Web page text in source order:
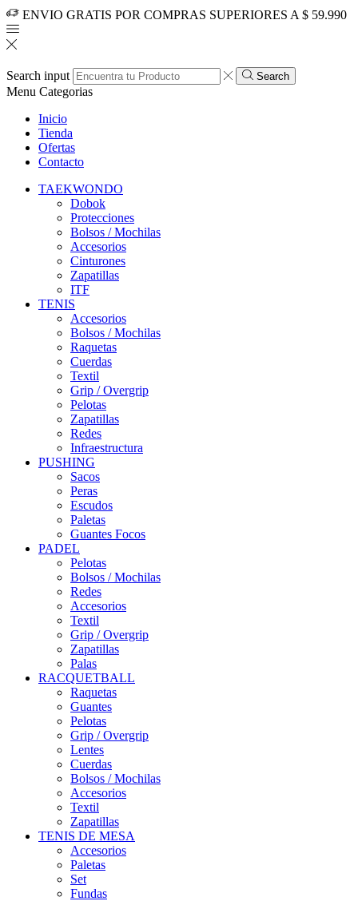
ENVIO GRATIS POR COMPRAS SUPERIORES A $ 59.990
Search input Search
Menu Categorias
Inicio
Tienda
Ofertas
Contacto
TAEKWONDO
Dobok
Protecciones
Bolsos / Mochilas
Accesorios
Cinturones
Zapatillas
ITF
TENIS
Accesorios
Bolsos / Mochilas
Raquetas
Cuerdas
Textil
Grip / Overgrip
Pelotas
Zapatillas
Redes
Infraestructura
PUSHING
Sacos
Peras
Escudos
Paletas
Guantes Focos
PADEL
Pelotas
Bolsos / Mochilas
Redes
Accesorios
Textil
Grip / Overgrip
Zapatillas
Palas
RACQUETBALL
Raquetas
Guantes
Pelotas
Grip / Overgrip
Lentes
Cuerdas
Bolsos / Mochilas
Accesorios
Textil
Zapatillas
TENIS DE MESA
Accesorios
Paletas
Set
Fundas